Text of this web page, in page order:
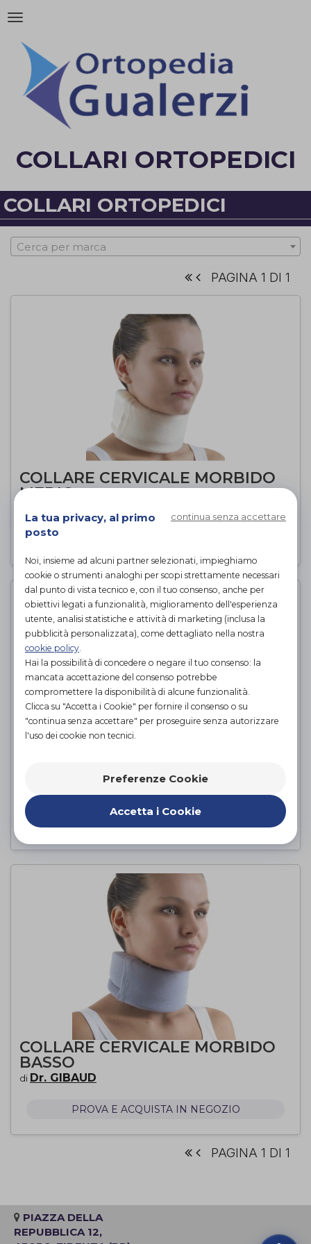
Attiva/disattiva
navigazione
COLLARI ORTOPEDICI
COLLARI ORTOPEDICI
Cerca per marca
PAGINA 1 DI 1
COLLARE CERVICALE MORBIDO
MEDIO
SEMIRIGIDO MEDIO
Dr. GIBAUD
COLLARE CERVICALE MORBIDO
BASSO
di Dr. GIBAUD
PROVA E ACQUISTA IN NEGOZIO
PAGINA 1 DI 1
PIAZZA DELLA
REPUBBLICA 12,
La tua privacy, al primo
posto
continua senza accettare
Noi, insieme ad alcuni partner selezionati, impieghiamo
cookie o strumenti analoghi per scopi strettamente necessari
dal punto di vista tecnico e, con il tuo consenso, anche per
obiettivi legati a funzionalità, miglioramento dell'esperienza
utente, analisi statistiche e attività di marketing (inclusa la
pubblicità personalizzata), come dettagliato nella nostra
cookie policy
Hai la possibilità di concedere o negare il tuo consenso: la
mancata accettazione del consenso potrebbe
compromettere la disponibilità di alcune funzionalità.
Clicca su "Accetta i Cookie" per fornire il consenso o su
"continua senza accettare" per proseguire senza autorizzare
l'uso dei cookie non tecnici.
Preferenze Cookie
Accetta i Cookie